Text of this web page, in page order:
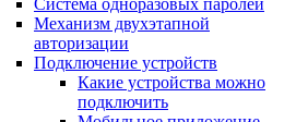
Система одноразовых паролей
Механизм двухэтапной
авторизации
Подключение устройств
Какие устройства можно
подключить